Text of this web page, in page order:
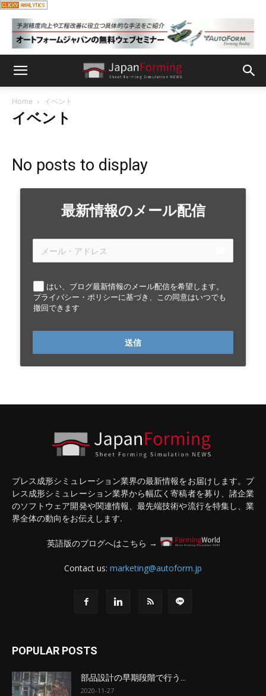
Home イベント
イベント
No posts to display
最新情報のメール配信
はい、ブログ最新情報のメール配信を希望します。
プライバシー・ポリシーに基づき、この同意はいつでも
撤回できます
送信
プレス成形シミュレーション業界の最新情報をお届けします。プ
レス成形シミュレーション業界から幅広く寄稿者を募り、諸企業
のソフトウェア開発や関連情報、最先端技術や流行を特集し、業
界全体の動向をお伝えします.
英語版のブログへはこちら →
Contact us: marketing@autoform.jp
POPULAR POSTS
部品設計の早期段階で行う...
2020-11-27